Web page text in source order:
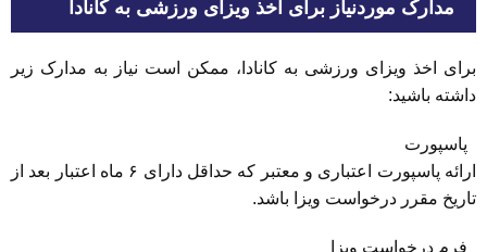
مدارک موردنیاز برای اخذ ویزای ورزشی به کانادا
برای اخذ ویزای ورزشی به کانادا، ممکن است نیاز به مدارک زیر
داشته باشید:
پاسپورت
ارائه پاسپورت اعتباری و معتبر که حداقل دارای ۶ ماه اعتبار بعد از
تاریخ مقرر درخواست ویزا باشد.
فرم درخواست ویزا